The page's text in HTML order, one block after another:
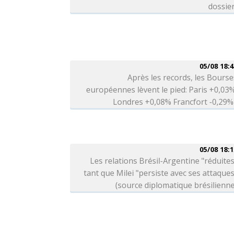
05/08
Après les records, les
européennes lèvent le pied: Paris
Londres +0,08% Francfort -0,29%
05/08
Les relations Brésil-Argentine
tant que Milei "persiste avec ses
(source diplomatique